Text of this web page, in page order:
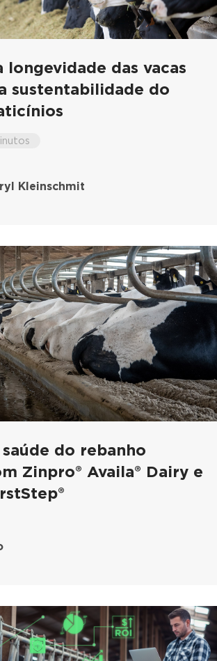
longevidade das vacas
sustentabilidade do
Kleinschmit
do rebanho
Zinpro® Availa® Dairy e